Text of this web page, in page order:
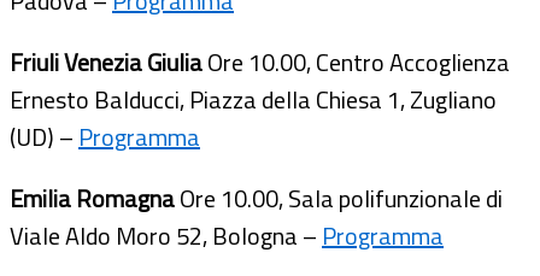
Friuli Venezia GiuliaOre 10.00, Centro Accoglienza
Ernesto Balducci, Piazza della Chiesa 1, Zugliano
(UD) – Programma
Emilia RomagnaOre 10.00, Sala polifunzionale di
Viale Aldo Moro 52, Bologna – Programma